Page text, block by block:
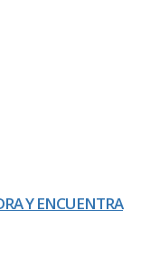
Y ENCUENTRA